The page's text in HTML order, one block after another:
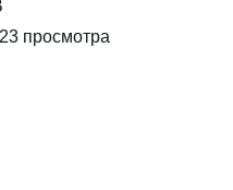
просмотра